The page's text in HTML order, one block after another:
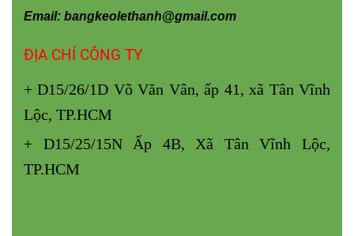
Email: bangkeolethanh@gmail.com
ĐỊA CHỈ CÔNG TY
+ D15/26/1D Võ Văn Vân, ấp 41, xã Tân Vĩnh
Lộc, TP.HCM
+ D15/25/15N Ấp 4B, Xã Tân Vĩnh Lộc,
TP.HCM